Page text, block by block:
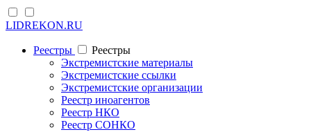
LIDREKON.RU
Реестры
Реестры
Экстремистские материалы
Экстремистские ссылки
Экстремистские организации
Реестр иноагентов
Реестр НКО
Реестр СОНКО